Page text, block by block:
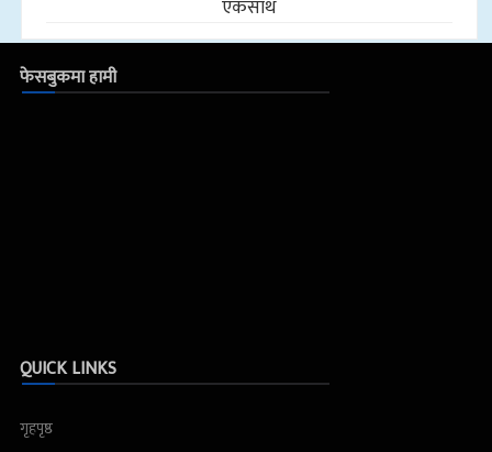
एकसाथ
फेसबुकमा हामी
QUICK LINKS
गृहपृष्ठ